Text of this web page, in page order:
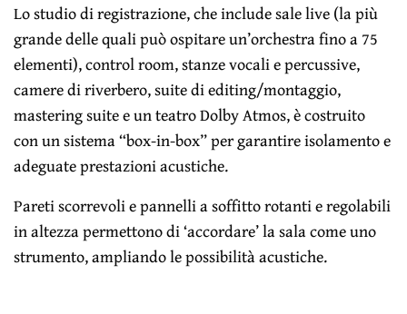
Lo studio di registrazione, che include sale live (la più
grande delle quali può ospitare un’orchestra fino a 75
elementi), control room, stanze vocali e percussive,
camere di riverbero, suite di editing/montaggio,
mastering suite e un teatro Dolby Atmos, è costruito
con un sistema “box-in-box” per garantire isolamento e
adeguate prestazioni acustiche.
Pareti scorrevoli e pannelli a soffitto rotanti e regolabili
in altezza permettono di ‘accordare’ la sala come uno
strumento, ampliando le possibilità acustiche.